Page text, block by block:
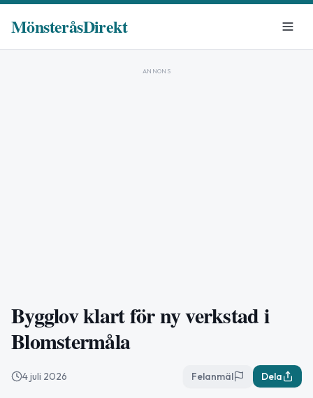
MönsteråsDirekt
ANNONS
Bygglov klart för ny verkstad i
Blomstermåla
4 juli 2026 Felanmäl Dela